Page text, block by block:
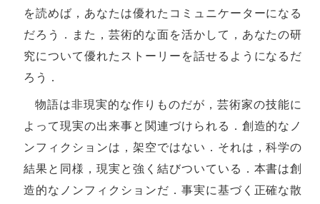
を読めば，あなたは優れたコミュニケーターになる
だろう．また，芸術的な面を活かして，あなたの研
究について優れたストーリーを話せるようになるだ
ろう．
物語は非現実的な作りものだが，芸術家の技能に
よって現実の出来事と関連づけられる．創造的なノ
ンフィクションは，架空ではない．それは，科学の
結果と同様，現実と強く結びついている．本書は創
造的なノンフィクションだ．事実に基づく正確な散